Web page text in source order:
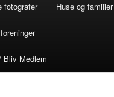
fotografer Huse og familier
Bliv Medlem